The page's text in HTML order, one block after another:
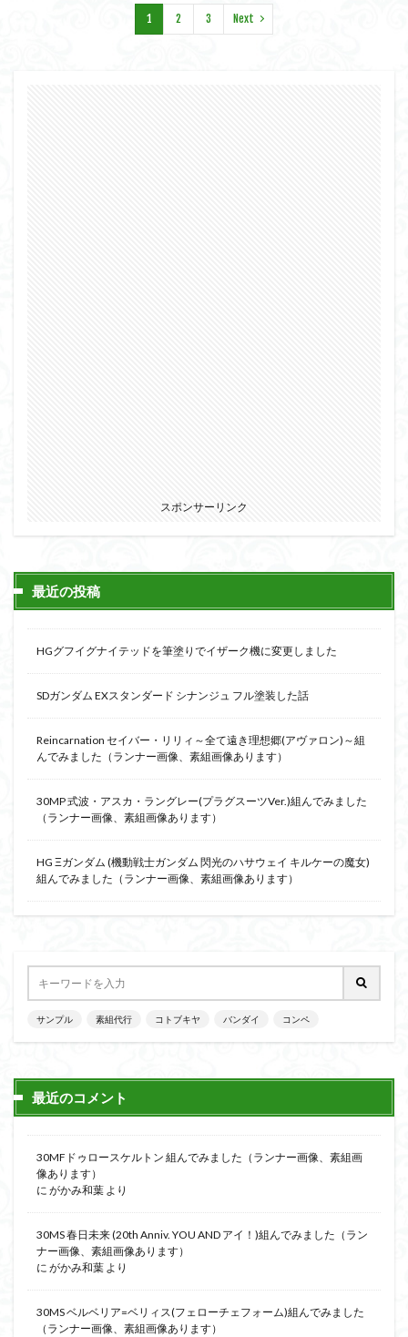
1 2 3 Next
スポンサーリンク
最近の投稿
HGグフイグナイテッドを筆塗りでイザーク機に変更しました
SDガンダム EXスタンダード シナンジュ フル塗装した話
Reincarnation セイバー・リリィ～全て遠き理想郷(アヴァロン)～組
んでみました（ランナー画像、素組画像あります）
30MP 式波・アスカ・ラングレー(プラグスーツVer.)組んでみました
（ランナー画像、素組画像あります）
HG Ξガンダム (機動戦士ガンダム 閃光のハサウェイ キルケーの魔女)
組んでみました（ランナー画像、素組画像あります）
サンプル 素組代行 コトブキヤ バンダイ コンペ
最近のコメント
30MFドゥロースケルトン 組んでみました（ランナー画像、素組画
像あります）
に がかみ和葉 より
30MS 春日未来 (20th Anniv. YOU AND アイ！)組んでみました（ラン
ナー画像、素組画像あります）
に がかみ和葉 より
30MS ベルベリア=ベリィス(フェローチェフォーム)組んでみました
（ランナー画像、素組画像あります）
ヤマトよ永遠に REBEL3199
ランナー
組み立てました
組み立て代行
組み立て依頼
組立代行
組立依頼
遊戯王
鬼滅の刃
魔神創造伝ワタル
魔神英雄伝ワタル
魔装機神
龍神丸 龍騎 ＨＧ
ＭＧ
ＲＧ
ＳＲＷ
検索